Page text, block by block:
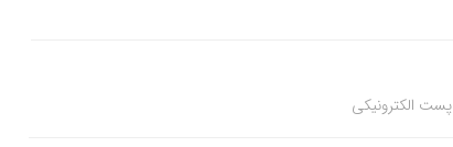
پست الکترونیکی